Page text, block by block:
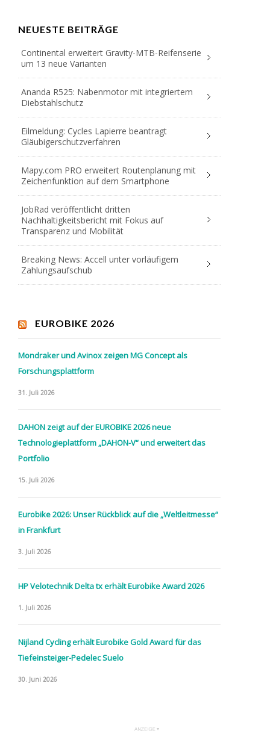
NEUESTE BEITRÄGE
Continental erweitert Gravity-MTB-Reifenserie
um 13 neue Varianten
Ananda R525: Nabenmotor mit integriertem
Diebstahlschutz
Eilmeldung: Cycles Lapierre beantragt
Gläubigerschutzverfahren
Mapy.com PRO erweitert Routenplanung mit
Zeichenfunktion auf dem Smartphone
JobRad veröffentlicht dritten
Nachhaltigkeitsbericht mit Fokus auf
Transparenz und Mobilität
Breaking News: Accell unter vorläufigem
Zahlungsaufschub
EUROBIKE 2026
Mondraker und Avinox zeigen MG Concept als
Forschungsplattform
31. Juli 2026
DAHON zeigt auf der EUROBIKE 2026 neue
Technologieplattform „DAHON-V“ und erweitert das
Portfolio
15. Juli 2026
Eurobike 2026: Unser Rückblick auf die „Weltleitmesse“
in Frankfurt
3. Juli 2026
HP Velotechnik Delta tx erhält Eurobike Award 2026
1. Juli 2026
Nijland Cycling erhält Eurobike Gold Award für das
Tiefeinsteiger-Pedelec Suelo
30. Juni 2026